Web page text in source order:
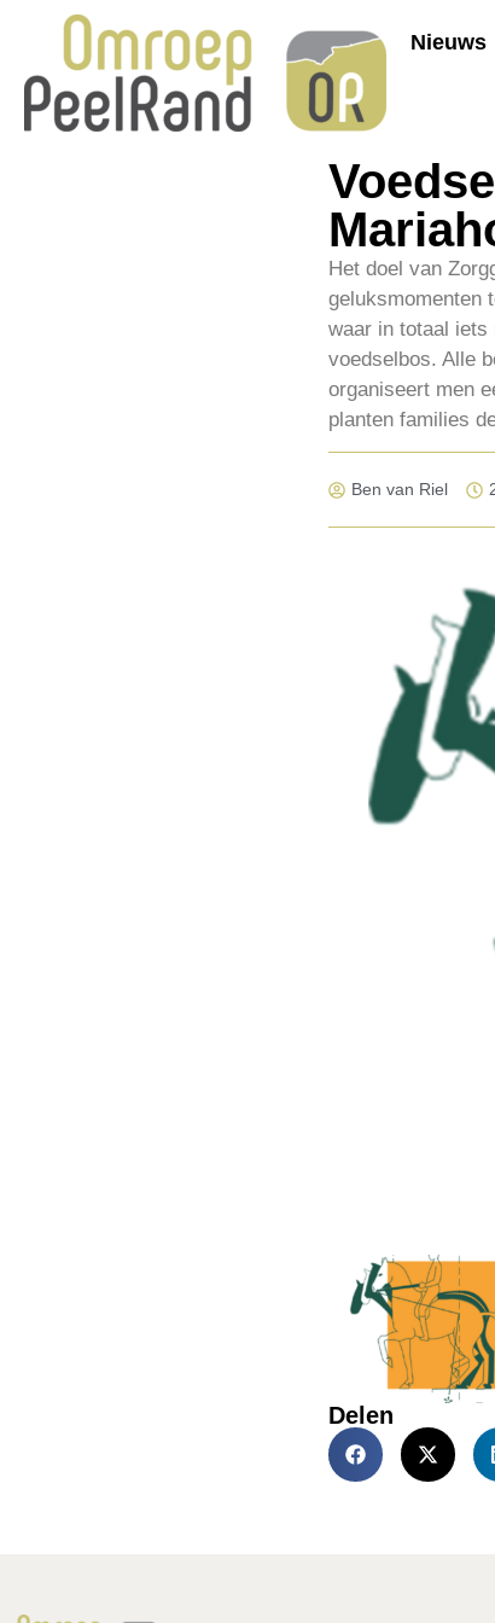
Nieuws
Het doel van
geluksmomenten
waar in totaal iets
voedselbos. Alle
organiseert men
planten families
Ben van Riel
Delen